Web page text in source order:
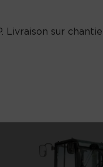
Livraison sur